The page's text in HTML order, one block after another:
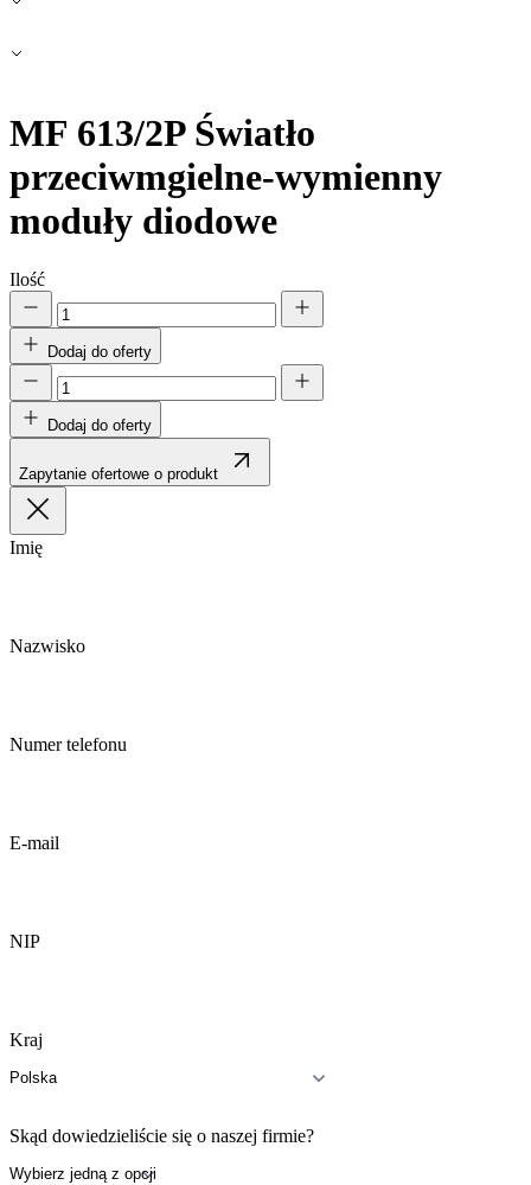
MF 613/2P Światło
przeciwmgielne-wymienny
moduły diodowe
Ilość
Dodaj do oferty
Dodaj do oferty
Zapytanie ofertowe o produkt
Imię
Nazwisko
Numer telefonu
E-mail
NIP
Kraj
Skąd dowiedzieliście się o naszej firmie?